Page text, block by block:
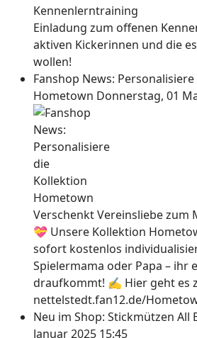
Einladung zum offenen
aktiven Kickerinnen und die
wollen!
Fanshop News:
Hometown Donnerstag, 01
Verschenkt Vereinsliebe zum
💝 Unsere Kollektion
sofort kostenlos
Spielermama oder Papa – ihr
draufkommt! ✍ Hier geht es
nettelstedt.fan12.de/
Neu im Shop: Stickmützen All
Januar 2025 15:45